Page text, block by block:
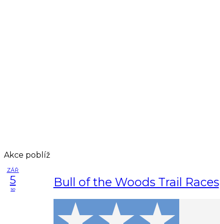
Akce poblíž
ZÁŘ
5
so Bull of the Woods Trail Races